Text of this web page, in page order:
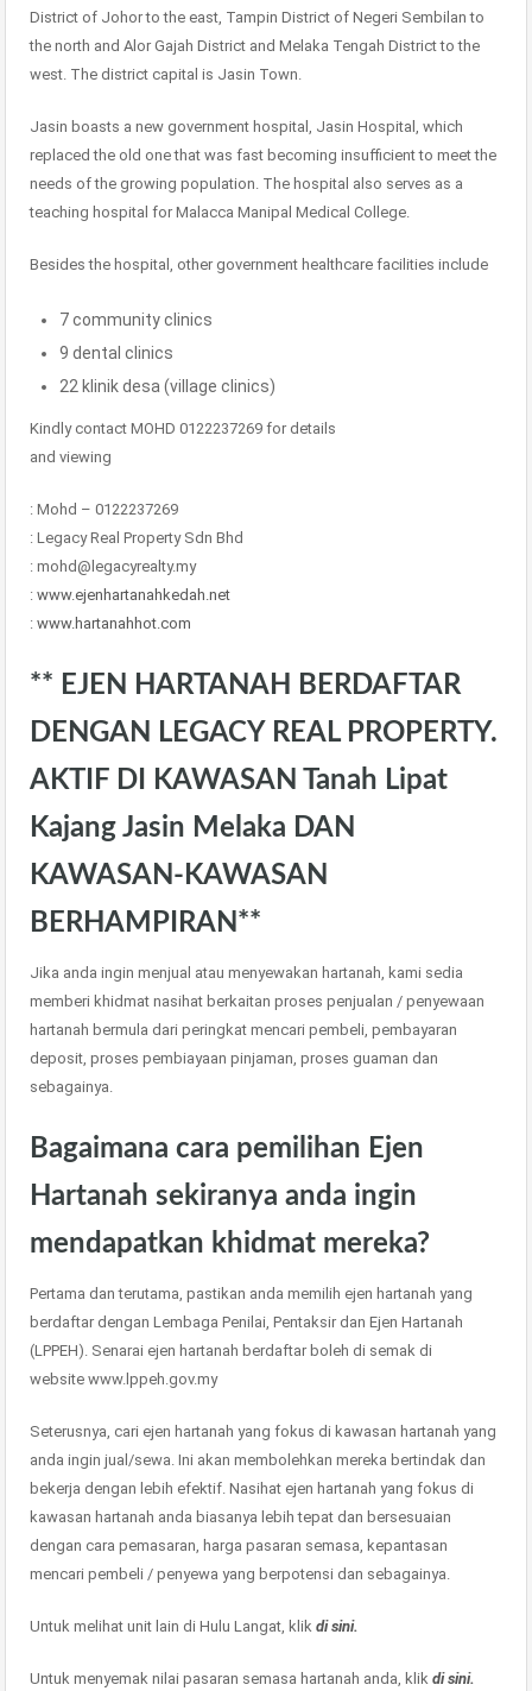
District of Johor to the east, Tampin District of Negeri Sembilan to
the north and Alor Gajah District and Melaka Tengah District to the
west. The district capital is Jasin Town.
Jasin boasts a new government hospital, Jasin Hospital, which
replaced the old one that was fast becoming insufficient to meet the
needs of the growing population. The hospital also serves as a
teaching hospital for Malacca Manipal Medical College.
Besides the hospital, other government healthcare facilities include
7 community clinics
9 dental clinics
22 klinik desa (village clinics)
Kindly contact MOHD 0122237269 for details
and viewing
: Mohd – 0122237269
: Legacy Real Property Sdn Bhd
: mohd@legacyrealty.my
: www.ejenhartanahkedah.net
: www.hartanahhot.com
** EJEN HARTANAH BERDAFTAR
DENGAN LEGACY REAL PROPERTY.
AKTIF DI KAWASAN Tanah Lipat
Kajang Jasin Melaka DAN
KAWASAN-KAWASAN
BERHAMPIRAN**
Jika anda ingin menjual atau menyewakan hartanah, kami sedia
memberi khidmat nasihat berkaitan proses penjualan / penyewaan
hartanah bermula dari peringkat mencari pembeli, pembayaran
deposit, proses pembiayaan pinjaman, proses guaman dan
sebagainya.
Bagaimana cara pemilihan Ejen
Hartanah sekiranya anda ingin
mendapatkan khidmat mereka?
Pertama dan terutama, pastikan anda memilih ejen hartanah yang
berdaftar dengan Lembaga Penilai, Pentaksir dan Ejen Hartanah
(LPPEH). Senarai ejen hartanah berdaftar boleh di semak di
website www.lppeh.gov.my
Seterusnya, cari ejen hartanah yang fokus di kawasan hartanah yang
anda ingin jual/sewa. Ini akan membolehkan mereka bertindak dan
bekerja dengan lebih efektif. Nasihat ejen hartanah yang fokus di
kawasan hartanah anda biasanya lebih tepat dan bersesuaian
dengan cara pemasaran, harga pasaran semasa, kepantasan
mencari pembeli / penyewa yang berpotensi dan sebagainya.
Untuk melihat unit lain di Hulu Langat, klik di sini.
Untuk menyemak nilai pasaran semasa hartanah anda, klik di sini.